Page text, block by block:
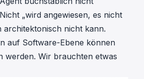
„wird angewiesen, es nicht
architektonisch nicht kann.
auf Software-Ebene können
werden. Wir brauchten etwas